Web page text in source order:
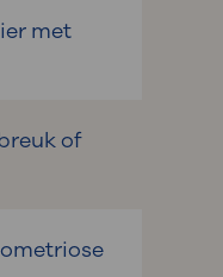
met
of